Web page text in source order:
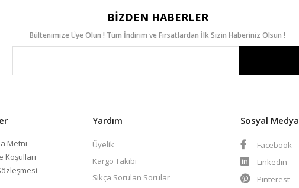
BIZDEN HABERLER
Bültenimize Üye Olun ! Tüm İndirim ve Fırsatlardan İlk Sizin Haberiniz Olsun !
Metni
Koşulları
Yardım
Üyelik
Kargo Takibi
Sıkça Sorulan Sorular
Sosyal Medya
Facebook
Linkedin
Pinterest